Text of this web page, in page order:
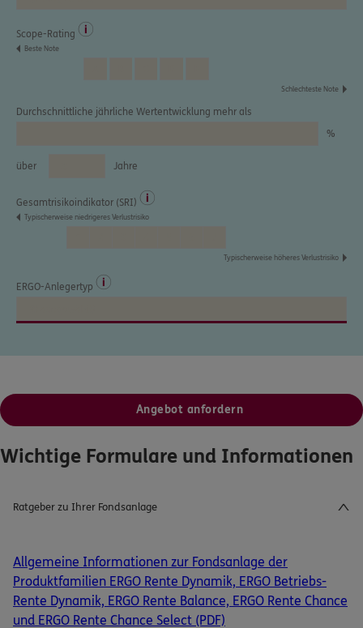
Kundenportal Log-in
Angebot anfordern
Wichtige Formulare und Informationen
Ratgeber zu Ihrer Fondsanlage
Allgemeine Informationen zur Fondsanlage der
Produktfamilien ERGO Rente Dynamik, ERGO Betriebs-
Rente Dynamik, ERGO Rente Balance, ERGO Rente Chance
und ERGO Rente Chance Select (PDF)